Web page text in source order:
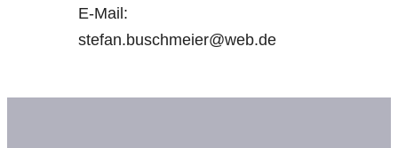
E-Mail:
stefan.buschmeier@web.de